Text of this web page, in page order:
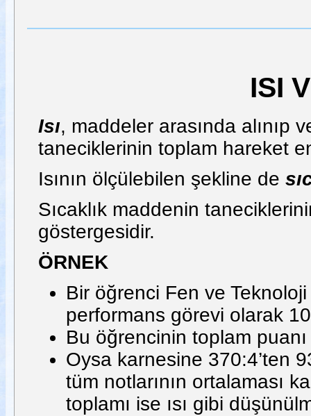
ISI
Isı, maddeler arasında alınıp
taneciklerinin toplam hareket
Isının ölçülebilen şekline de
Sıcaklık maddenin
göstergesidir.
ÖRNEK
Bir öğrenci Fen ve
performans görevi olarak
Bu öğrencinin toplam puanı
Oysa karnesine 370:4’ten
tüm notlarının ortalaması
toplamı ise ısı gibi